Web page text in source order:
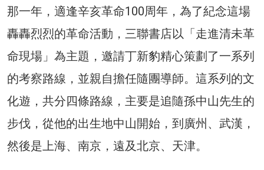
那一年，適逢辛亥革命100周年，為了紀念這場
轟轟烈烈的革命活動，三聯書店以「走進清未革
命現場」為主題，邀請丁新豹精心策劃了一系列
的考察路線，並親自擔任隨團導師。這系列的文
化遊，共分四條路線，主要是追隨孫中山先生的
步伐，從他的出生地中山開始，到廣州、武漢，
然後是上海、南京，遠及北京、天津。